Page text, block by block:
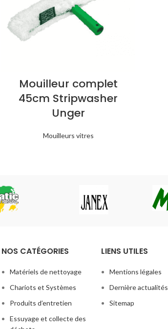
Mouilleur complet
45cm Stripwasher
Unger
Mouilleurs vitres
NOS CATÉGORIES
Matériels de nettoyage
Chariots et Systèmes
Produits d’entretien
Essuyage et collecte des
LIENS UTILES
Mentions légales
Dernière actualités
Sitemap